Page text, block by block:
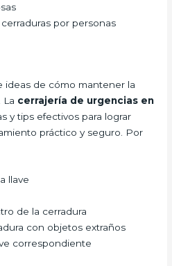
por personas
ideas de cómo mantener la
La cerrajería de urgencias en
y tips efectivos para lograr
práctico y seguro. Por
llave
de la cerradura
con objetos extraños
correspondiente